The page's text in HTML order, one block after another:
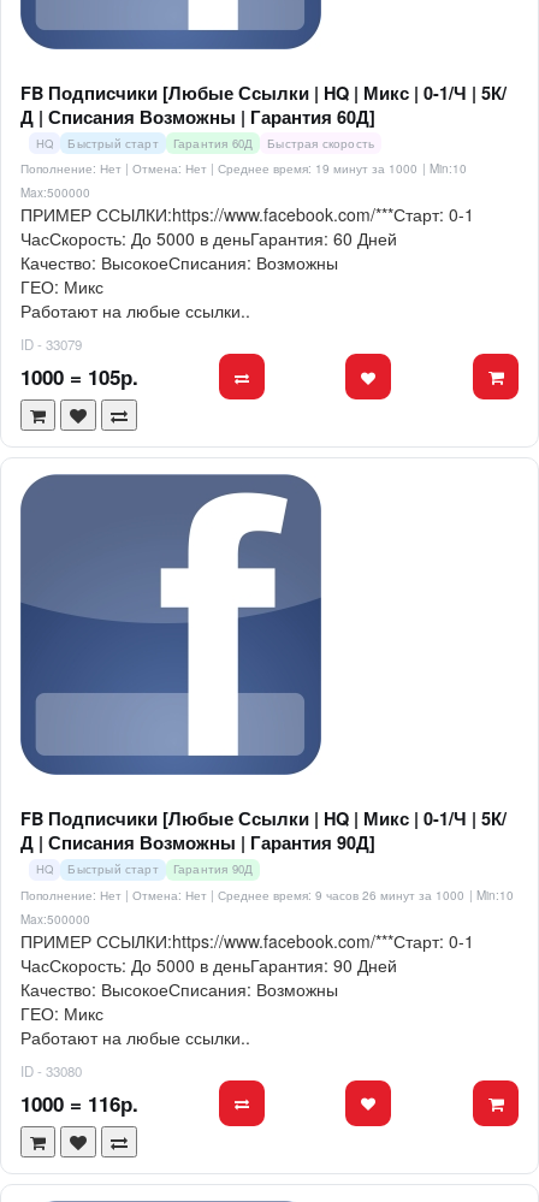
FB Подписчики [Любые Ссылки | HQ | Микс | 0-1/Ч | 5К/
Д | Списания Возможны | Гарантия 60Д]
HQ Быстрый старт Гарантия 60Д
Быстрая скорость
Пополнение: Нет | Отмена: Нет | Среднее время: 19 минут за 1000 | Min:10
Max:500000
ПРИМЕР ССЫЛКИ:https://www.facebook.com/***Старт: 0-1
ЧасСкорость: До 5000 в деньГарантия: 60 Дней
Качество: ВысокоеСписания: Возможны
ГЕО: Микс
Работают на любые ссылки..
ID - 33079
1000 = 105р.
FB Подписчики [Любые Ссылки | HQ | Микс | 0-1/Ч | 5К/
Д | Списания Возможны | Гарантия 90Д]
HQ Быстрый старт
Гарантия 90Д
Пополнение: Нет | Отмена: Нет | Среднее время: 9 часов 26 минут за 1000 | Min:10
Max:500000
ПРИМЕР ССЫЛКИ:https://www.facebook.com/***Старт: 0-1
ЧасСкорость: До 5000 в деньГарантия: 90 Дней
Качество: ВысокоеСписания: Возможны
ГЕО: Микс
Работают на любые ссылки..
ID - 33080
1000 = 116р.